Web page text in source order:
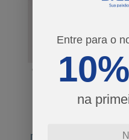
Entre para o
na
CASACO FLAMENGO
VENTO FEMININO
R$ 359,90